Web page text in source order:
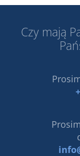
Czy mają